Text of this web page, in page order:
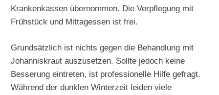
Krankenkassen übernommen. Die Verpflegung mit
Frühstück und Mittagessen ist frei.
Grundsätzlich ist nichts gegen die Behandlung mit
Johanniskraut auszusetzen. Sollte jedoch keine
Besserung eintreten, ist professionelle Hilfe gefragt.
Während der dunklen Winterzeit leiden viele